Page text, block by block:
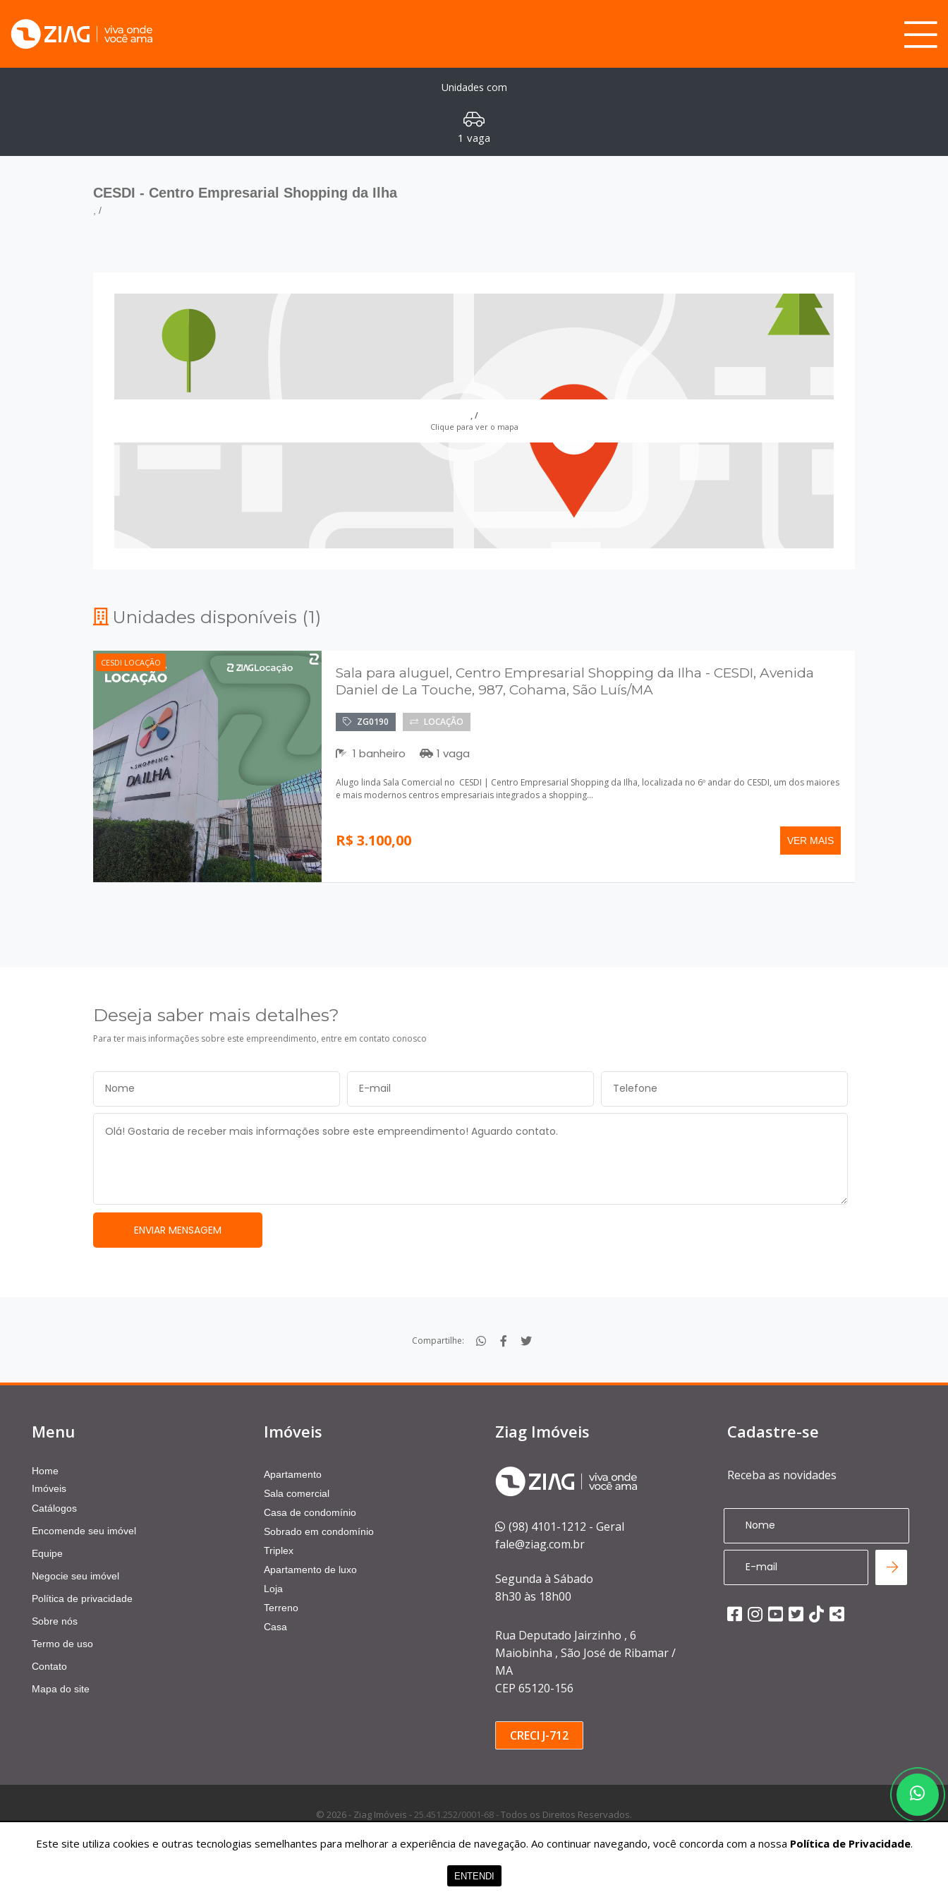
Unidades com
1 vaga
CESDI - Centro Empresarial Shopping da Ilha
, /
, /
Clique para ver o mapa
Unidades disponíveis (1)
CESDI LOCAÇÃO
Sala para aluguel, Centro Empresarial Shopping da Ilha - CESDI, Avenida
Daniel de La Touche, 987, Cohama, São Luís/MA
ZG0190 LOCAÇÃO
1 banheiro 1 vaga
Alugo linda Sala Comercial no CESDI | Centro Empresarial Shopping da Ilha, localizada no 6º andar do CESDI, um dos maiores
e mais modernos centros empresariais integrados a shopping...
R$ 3.100,00 VER MAIS
Deseja saber mais detalhes?
Para ter mais informações sobre este empreendimento, entre em contato conosco
Compartilhe:
Menu
Home
Imóveis
Catálogos
Encomende seu imóvel
Equipe
Negocie seu imóvel
Política de privacidade
Sobre nós
Termo de uso
Contato
Mapa do site
Imóveis
Apartamento
Sala comercial
Casa de condomínio
Sobrado em condomínio
Triplex
Apartamento de luxo
Loja
Terreno
Casa
Ziag Imóveis
(98) 4101-1212 - Geral
fale@ziag.com.br
Segunda à Sábado
8h30 às 18h00
Rua Deputado Jairzinho , 6
Maiobinha , São José de Ribamar /
MA
CEP 65120-156
CRECI J-712
Cadastre-se
Receba as novidades
© 2026 - Ziag Imóveis -25.451.252/0001-68 -Todos os Direitos Reservados.
Este site utiliza cookies e outras tecnologias semelhantes para melhorar a experiência de navegação. Ao continuar navegando, você concorda com a nossa Política de Privacidade.
ENTENDI